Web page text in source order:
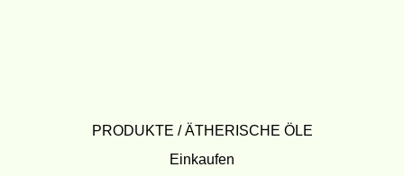
PRODUKTE / ÄTHERISCHE ÖLE
Einkaufen